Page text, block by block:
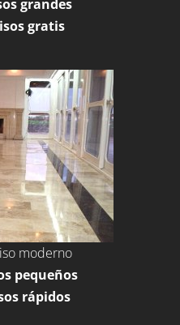
grandes
gratis
moderno
pequeños
rápidos